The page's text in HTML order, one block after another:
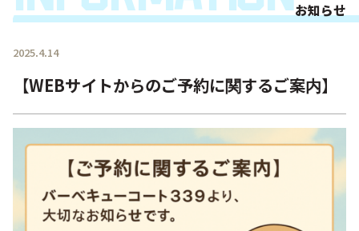
お知らせ
2025.4.14
【WEBサイトからのご予約に関するご案内】